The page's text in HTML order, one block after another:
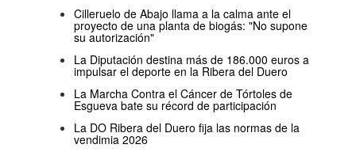
Cilleruelo de Abajo llama a la calma ante el
proyecto de una planta de biogás: "No supone
su autorización"
La Diputación destina más de 186.000 euros a
impulsar el deporte en la Ribera del Duero
La Marcha Contra el Cáncer de Tórtoles de
Esgueva bate su récord de participación
La DO Ribera del Duero fija las normas de la
vendimia 2026